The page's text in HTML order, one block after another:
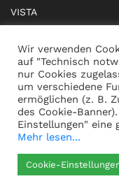
VISTA
BRIDGE Network
Dokumente
KONTAKT
Wir verwenden
auf "Technisch
nur Cookies
um verschiedene
ermöglichen (z. B.
des Cookie-
Einstellungen" eine
Mehr lesen...
Cookie-